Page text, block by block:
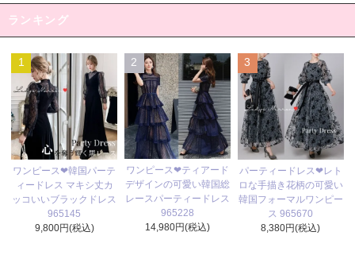
ランキング
1
ワンピース❤韓国パーテ
ィードレス マキシ丈カ
ッコいいブラックドレス
965145
9,800円(税込)
2
ワンピース❤ティアード
デザインの可愛い韓国総
レースパーティードレス
965228
14,980円(税込)
3
パーティードレス❤レト
ロな手描き花柄の可愛い
韓国フォーマルワンピー
ス 965670
8,380円(税込)